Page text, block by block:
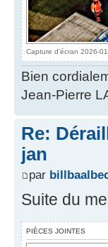
Capture d'écran 2026-
Bien
Jean-Pierre
Re:
jan
par
Suite du
PIÈCES JOINTES